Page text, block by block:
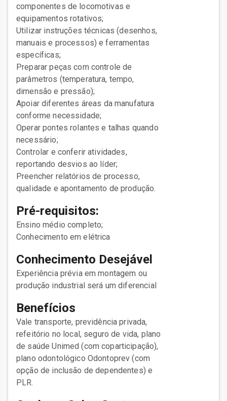
componentes de locomotivas e
equipamentos rotativos;
Utilizar instruções técnicas (desenhos,
manuais e processos) e ferramentas
específicas;
Preparar peças com controle de
parâmetros (temperatura, tempo,
dimensão e pressão);
Apoiar diferentes áreas da manufatura
conforme necessidade;
Operar pontes rolantes e talhas quando
necessário;
Controlar e conferir atividades,
reportando desvios ao líder;
Preencher relatórios de processo,
qualidade e apontamento de produção.
Pré-requisitos:
Ensino médio completo;
Conhecimento em elétrica
Conhecimento Desejável
Experiência prévia em montagem ou
produção industrial será um diferencial
Benefícios
Vale transporte, previdência privada,
refeitório no local, seguro de vida, plano
de saúde Unimed (com coparticipação),
plano odontológico Odontoprev (com
opção de inclusão de dependentes) e
PLR.